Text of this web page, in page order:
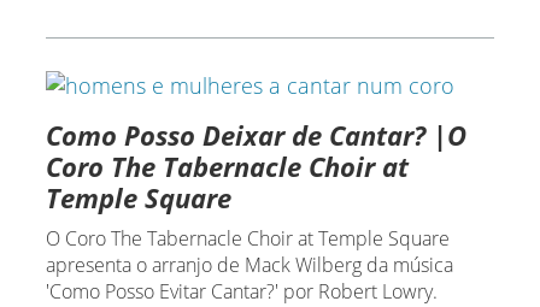
Como Posso Deixar de Cantar? |O
Coro The Tabernacle Choir at
Temple Square
O Coro The Tabernacle Choir at Temple Square
apresenta o arranjo de Mack Wilberg da música
'Como Posso Evitar Cantar?' por Robert Lowry.